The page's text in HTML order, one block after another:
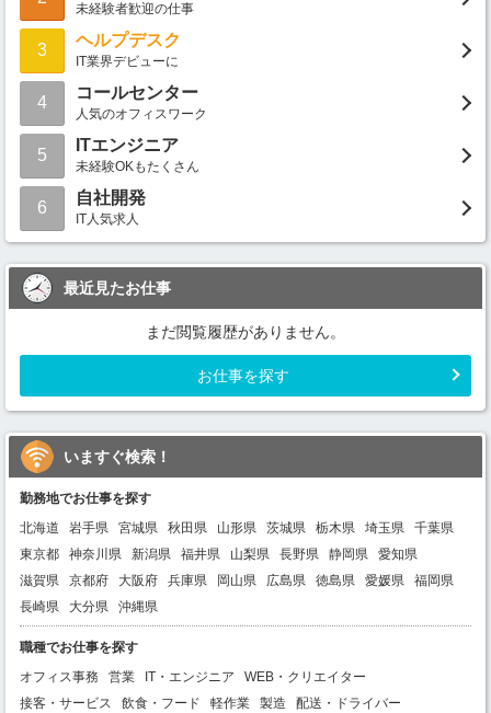
未経験者歓迎の仕事
3
ヘルプデスク
IT業界デビューに
4
コールセンター
人気のオフィスワーク
5
ITエンジニア
未経験OKもたくさん
6
自社開発
IT人気求人
最近見たお仕事
まだ閲覧履歴がありません。
お仕事を探す
いますぐ検索！
勤務地でお仕事を探す
北海道
岩手県 宮城県 秋田県 山形県 茨城県 栃木県 埼玉県
千葉県
東京都
神奈川県 新潟県 福井県 山梨県 長野県 静岡県
愛知県
滋賀県
京都府 大阪府 兵庫県 岡山県 広島県 徳島県 愛媛県
福岡県
長崎県
大分県 沖縄県
職種でお仕事を探す
オフィス事務
営業 IT・エンジニア
WEB・クリエイター
接客・サービス
飲食・フード 軽作業 製造
配送・ドライバー